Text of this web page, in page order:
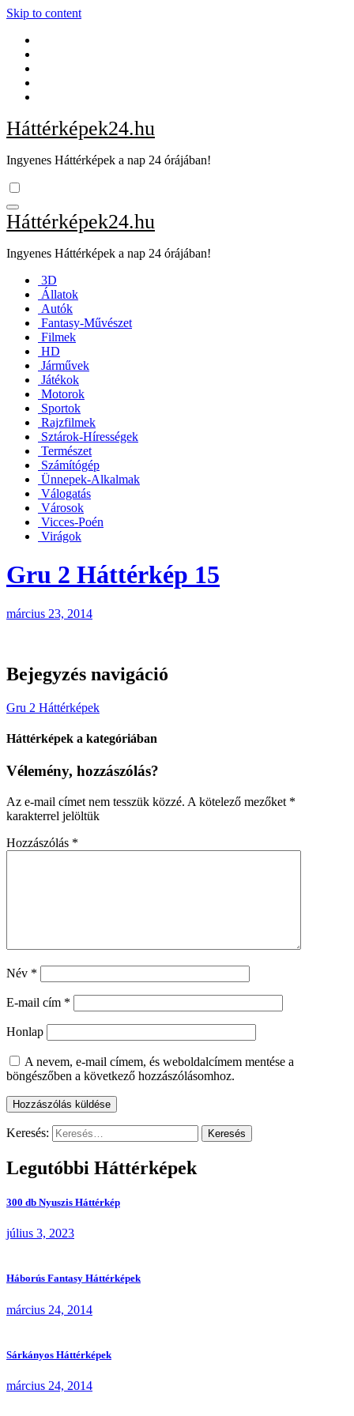
Skip to content
Háttérképek24.hu
Ingyenes Háttérképek a nap 24 órájában!
Háttérképek24.hu
Ingyenes Háttérképek a nap 24 órájában!
3D
Állatok
Autók
Fantasy-Művészet
Filmek
HD
Járművek
Játékok
Motorok
Sportok
Rajzfilmek
Sztárok-Hírességek
Természet
Számítógép
Ünnepek-Alkalmak
Válogatás
Városok
Vicces-Poén
Virágok
Gru 2 Háttérkép 15
március 23, 2014
Bejegyzés navigáció
Gru 2 Háttérképek
Háttérképek a kategóriában
Vélemény, hozzászólás?
Az e-mail címet nem tesszük közzé. A kötelező mezőket *
karakterrel jelöltük
Hozzászólás *
Név *
E-mail cím *
Honlap
A nevem, e-mail címem, és weboldalcímem mentése a
böngészőben a következő hozzászólásomhoz.
Keresés:
Legutóbbi Háttérképek
300 db Nyuszis Háttérkép
július 3, 2023
Háborús Fantasy Háttérképek
március 24, 2014
Sárkányos Háttérképek
március 24, 2014